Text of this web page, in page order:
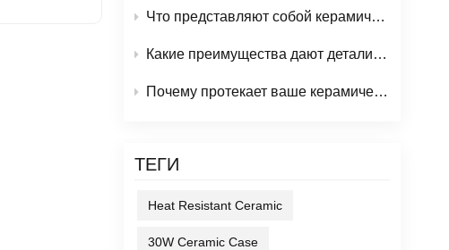
Что представляют собой керамические шарики из оксида алюминия и каковы их основные области промышленного применения?
Какие преимущества дают детали из оксида алюминия в современных промышленных приложениях?
Почему протекает ваше керамическое уплотнительное кольцо? (И как это предотвратить)
ТЕГИ
Heat Resistant Ceramic
30W Ceramic Case